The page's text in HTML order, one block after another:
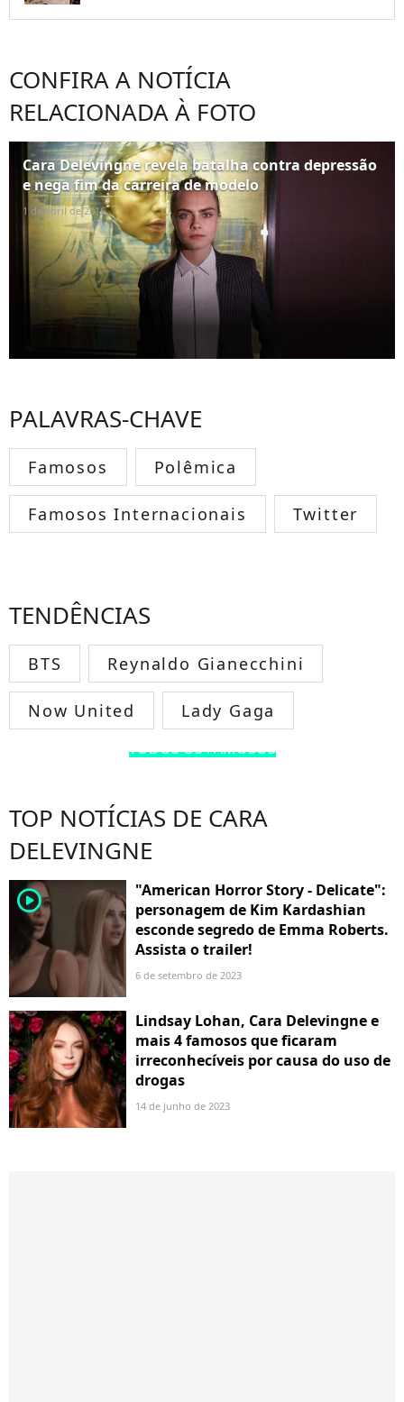
CONFIRA A NOTÍCIA
RELACIONADA À FOTO
Cara Delevingne revela batalha contra depressão
e nega fim da carreira de modelo
1 de abril de 2016
PALAVRAS-CHAVE
Famosos Polêmica
Famosos Internacionais Twitter
TENDÊNCIAS
BTS Reynaldo Gianecchini
Now United Lady Gaga
TODOS OS FAMOSOS
TOP NOTÍCIAS DE CARA
DELEVINGNE
player2
"American Horror Story - Delicate":
personagem de Kim Kardashian
esconde segredo de Emma Roberts.
Assista o trailer!
6 de setembro de 2023
Lindsay Lohan, Cara Delevingne e
mais 4 famosos que ficaram
irreconhecíveis por causa do uso de
drogas
14 de junho de 2023